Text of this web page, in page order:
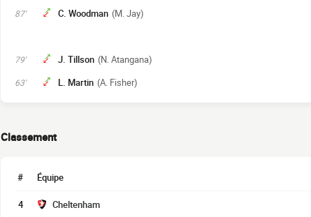
87' C. Woodman (M. Jay)
79' J. Tillson (N. Atangana)
63' L. Martin (A. Fisher)
Classement
# Équipe
4 Cheltenham